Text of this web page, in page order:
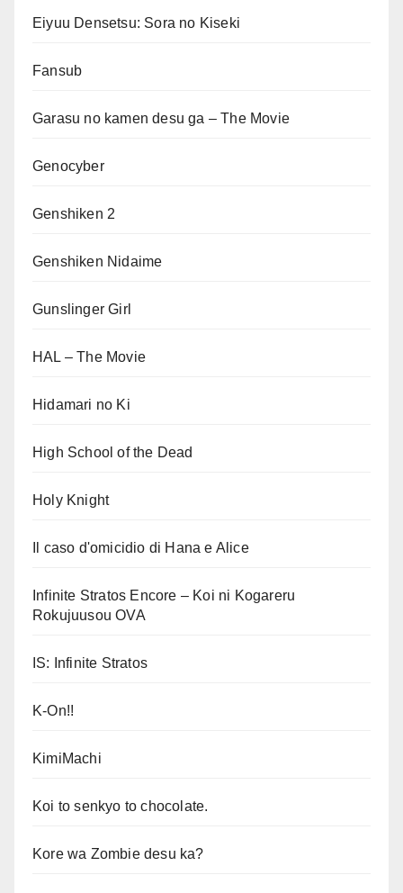
Eiyuu Densetsu: Sora no Kiseki
Fansub
Garasu no kamen desu ga – The Movie
Genocyber
Genshiken 2
Genshiken Nidaime
Gunslinger Girl
HAL – The Movie
Hidamari no Ki
High School of the Dead
Holy Knight
Il caso d'omicidio di Hana e Alice
Infinite Stratos Encore – Koi ni Kogareru
Rokujuusou OVA
IS: Infinite Stratos
K-On!!
KimiMachi
Koi to senkyo to chocolate.
Kore wa Zombie desu ka?